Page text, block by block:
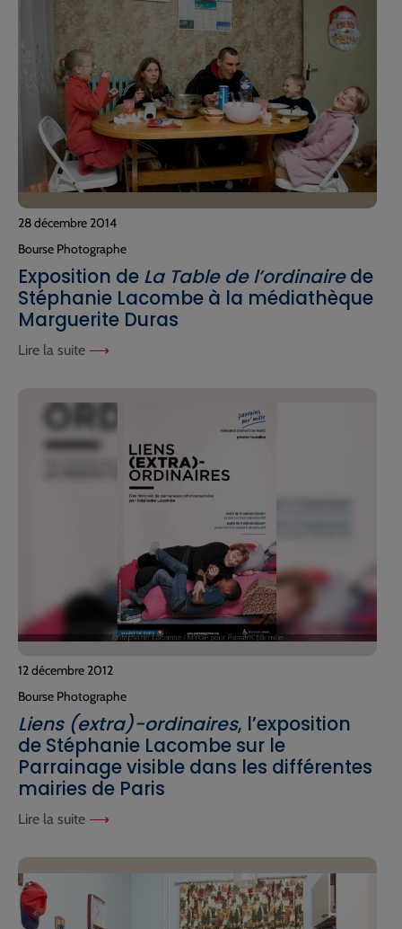
28 décembre 2014
Bourse Photographe
Exposition de La Table de l’ordinairede
Stéphanie Lacombe à la médiathèque
Marguerite Duras
Lire la suite
12 décembre 2012
Bourse Photographe
Liens (extra)-ordinaires, l’exposition
de Stéphanie Lacombe sur le
Parrainage visible dans les différentes
mairies de Paris
Lire la suite